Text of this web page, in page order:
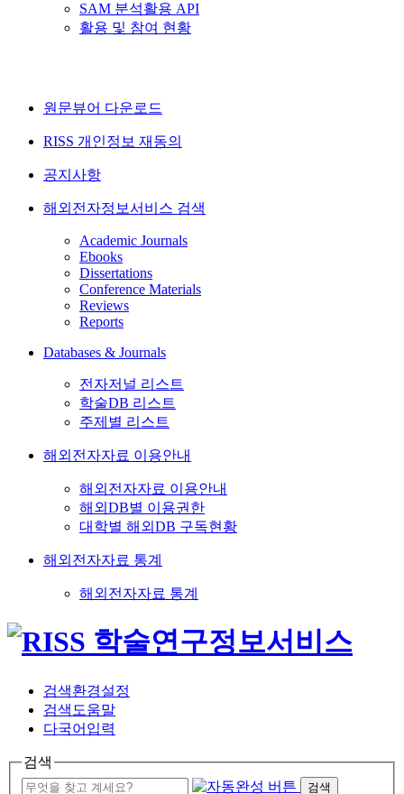
SAM 분석활용 API
활용 및 참여 현황
원문뷰어 다운로드
RISS 개인정보 재동의
공지사항
해외전자정보서비스 검색
Academic Journals
Ebooks
Dissertations
Conference Materials
Reviews
Reports
Databases & Journals
전자저널 리스트
학술DB 리스트
주제별 리스트
해외전자자료 이용안내
해외전자자료 이용안내
해외DB별 이용권한
대학별 해외DB 구독현황
해외전자자료 통계
해외전자자료 통계
검색환경설정
검색도움말
다국어입력
검색
검색